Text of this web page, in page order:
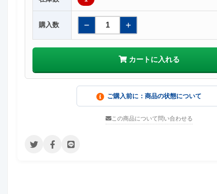
購入数
カートに入れる
ご購入前に：商品の状態について
この商品について問い合わせる